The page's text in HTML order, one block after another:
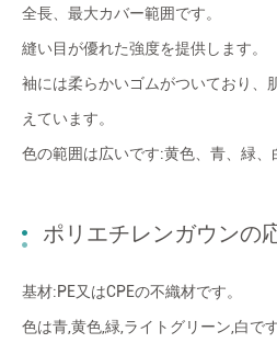
全長、最大カバー範囲です。
縫い目が優れた強度を提供します。
袖には柔らかいゴムがついており、
えています。
色の範囲は広いです:黄色、青、緑、
ポリエチレンガウンの
基材:PE又はCPEの不織材です。
色は青,黄色,緑,ライトグリーン,白で